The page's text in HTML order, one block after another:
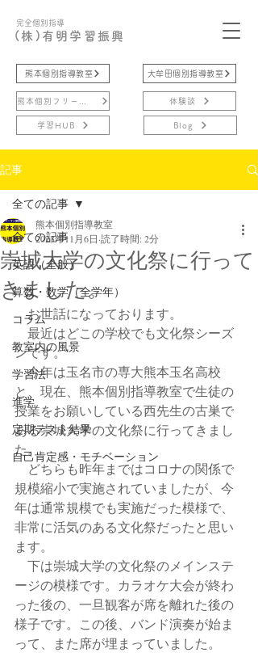
完全個別指導
(株)有明学習振興
熊本個別指導教室
学習HUB
大牟田個別指導教室
体験談
Blog
記事
全ての記事
英語（全般）
算数・数学（全学年）
コラム
教室内の風景
学習法
進学
定期テスト結果
自己肯定感・モチベーション
全ての記事
崇城大学の文化祭に行って
きました。
熊本個別指導教室
2023年11月6日 読了時間: 2分
お世話になっております。
最近はどこの学校でも文化祭シーズ
ンです。
今年は玉名市の専大熊本玉名高校
と、現在、熊本個別指導教室で生徒の
授業をお願いしている西先生の古巣で
ある崇城大学の文化祭に行ってきまし
た。
どちらも昨年まではコロナの関係で
規模縮小で実施されていましたが、今
年は通常規模でも実施だった模様で、
非常に活気のある文化祭だったと思い
ます。
下は崇城大学の文化祭のメインステ
ージの模様です。カラオケ大会が終わ
った後の、一旦観客が席を離れた後の
様子です。この後、バンド演奏が始ま
って、また席が埋まっていました。